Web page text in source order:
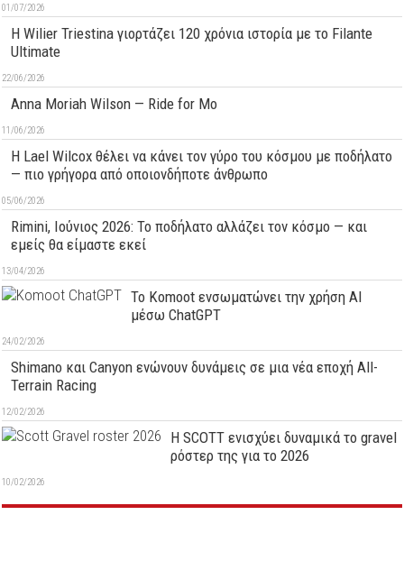
01/07/2026
H Wilier Triestina γιορτάζει 120 χρόνια ιστορία με το Filante
Ultimate
22/06/2026
Anna Moriah Wilson — Ride for Mo
11/06/2026
Η Lael Wilcox θέλει να κάνει τον γύρο του κόσμου με ποδήλατο
— πιο γρήγορα από οποιονδήποτε άνθρωπο
05/06/2026
Rimini, Ιούνιος 2026: Το ποδήλατο αλλάζει τον κόσμο — και
εμείς θα είμαστε εκεί
13/04/2026
Το Komoot ενσωματώνει την χρήση AI
μέσω ChatGPT
24/02/2026
Shimano και Canyon ενώνουν δυνάμεις σε μια νέα εποχή All-
Terrain Racing
12/02/2026
Η SCOTT ενισχύει δυναμικά το gravel
ρόστερ της για το 2026
10/02/2026